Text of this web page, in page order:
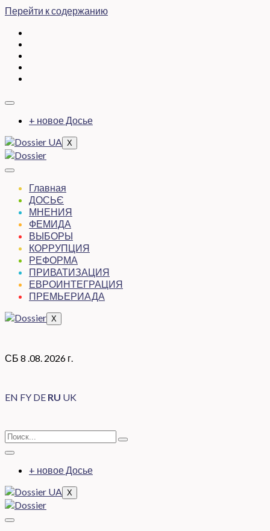
Перейти к содержанию
+ новое Досье
X
Главная
ДОСЬЄ
МНЕНИЯ
ФЕМИДА
ВЫБОРЫ
КОРРУПЦИЯ
РЕФОРМА
ПРИВАТИЗАЦИЯ
ЕВРОИНТЕГРАЦИЯ
ПРЕМЬЕРИАДА
X
СБ 8 .08. 2026 г.
EN FY DE RU UK
+ новое Досье
X